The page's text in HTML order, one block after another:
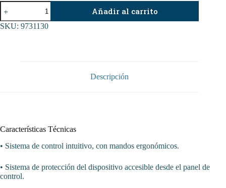
Fry
top
a
gas
cantidad
Añadir al carrito
SKU: 9731130
Descripción
Características Técnicas
• Sistema de control intuitivo, con mandos ergonómicos.
• Sistema de protección del dispositivo accesible desde el panel de
control.